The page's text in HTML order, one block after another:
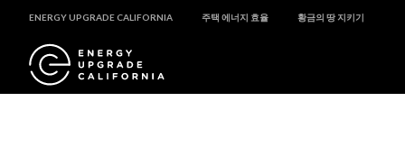
ENERGY UPGRADE CALIFORNIA 주택 에너지 효율 황금의 땅 지키기